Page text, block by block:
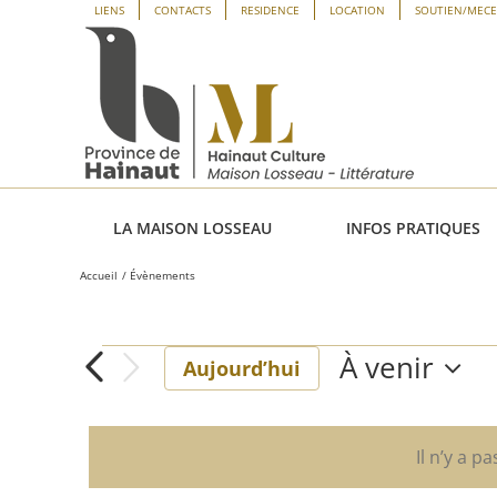
Panneau de gestion des cookies
LIENS CONTACTS RESIDENCE LOCATION SOUTIEN/
LA MAISON LOSSEAU INFOS PRATIQUES
Accueil Évènements
Évènements
Il n’y a
Aujourd’hui
À venir
une